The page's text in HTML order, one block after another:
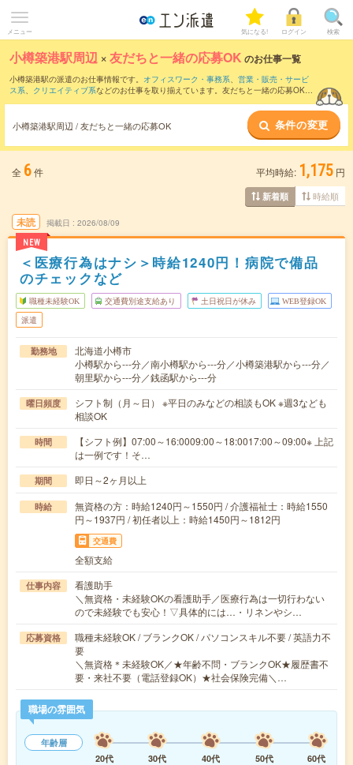
メニュー 気になる! ログイン 検索
小樽築港駅周辺 ×友だちと一緒の応募OK のお仕事一覧
小樽築港駅の派遣のお仕事情報です。 オフィスワーク・事務系、 営業・販売・サービ
ス系、 クリエイティブ系などのお仕事を取り揃えています。友だちと一緒の応募OKの
小樽築港駅周辺 / 友だちと一緒の応募OK 条件の変更
全 6件 平均時給: 1,175 円
新着順 時給順
未読
NEW
掲載日 2026/08/09
＜医療行為はナシ＞時給1240円！病院で備品
のチェックなど
職種未経験OK 交通費別途支給あり 土日祝日が休み WEB登録OK
派遣
勤務地
北海道小樽市
小樽駅から---分／南小樽駅から---分／小樽築港駅から---分／
朝里駅から---分／銭函駅から---分
曜日頻度
シフト制（月～日） ※平日のみなどの相談もOK ※週3なども
相談OK
時間
【シフト例】07:00～16:0009:00～18:0017:00～09:00※ 上記
は一例です！そ…
期間 即日～2ヶ月以上
時給
無資格の方：時給1240円～1550円 / 介護福祉士：時給1550
円～1937円 / 初任者以上：時給1450円～1812円
交通費
全額支給
仕事内容
看護助手
＼無資格・未経験OKの看護助手／医療行為は一切行わない
ので未経験でも安心！▽具体的には…・リネンやシ…
応募資格
職種未経験OK / ブランクOK / パソコンスキル不要 / 英語力不
要
＼無資格＊未経験OK／★年齢不問・ブランクOK★履歴書不
要・来社不要（電話登録OK）★社会保険完備＼…
職場の雰囲気
年齢層
20代
30代 40代 50代
60代